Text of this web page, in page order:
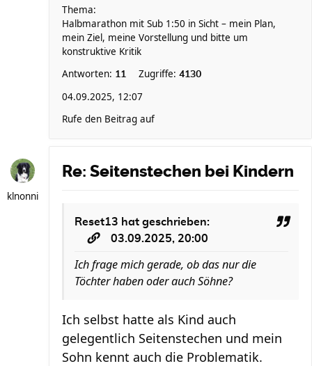
Thema:
Halbmarathon mit Sub 1:50 in Sicht – mein Plan,
mein Ziel, meine Vorstellung und bitte um
konstruktive Kritik
Antworten: 11 Zugriffe: 4130
04.09.2025, 12:07
Rufe den Beitrag auf
klnonni
Re: Seitenstechen bei Kindern
Reset13 hat geschrieben:
03.09.2025, 20:00
Ich frage mich gerade, ob das nur die
Töchter haben oder auch Söhne?
Ich selbst hatte als Kind auch
gelegentlich Seitenstechen und mein
Sohn kennt auch die Problematik.